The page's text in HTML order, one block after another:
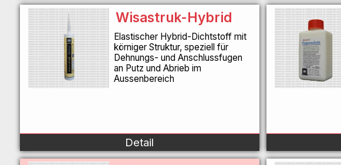
Wisastruk-Hybrid
Elastischer Hybrid-Dichtstoff mit
körniger Struktur, speziell für
Dehnungs- und Anschlussfugen
an Putz und Abrieb im
Aussenbereich
Detail